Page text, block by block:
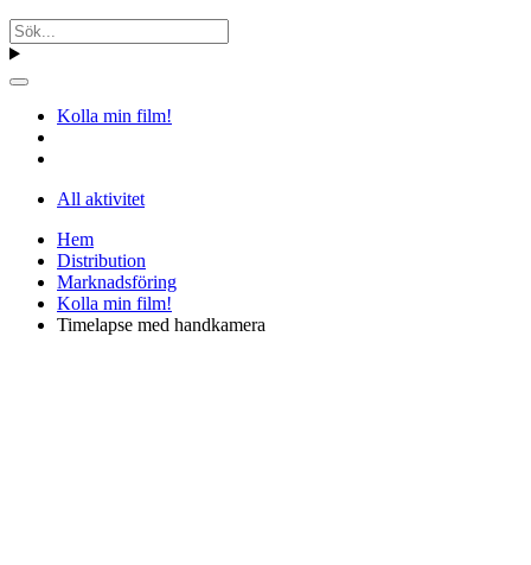
Kolla min film!
All aktivitet
Hem
Distribution
Marknadsföring
Kolla min film!
Timelapse med handkamera